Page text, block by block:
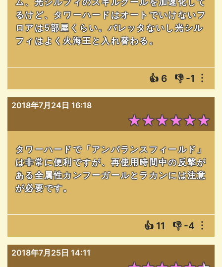
るけど、タワーハードはオートでいけないフ
ロアは5部屋くらい。バレッタないし光シル
フィはよく火海王と入れ替わる。
👍 6 👎 -1 ︙
2018年7月24日 16:18
★★★★★★
タワーハードで「アンバランスフィールド」
は非常に便利ですが、再使用時間中の反撃が
ある全属性カンフーガールとラカンには注意
が必要です。
👍 11 👎 -4 ︙
2018年7月25日 14:11